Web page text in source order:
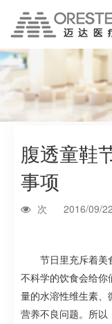
腹透童鞋
事项
次 2016/09/22
节日里充斥着美
不科学的饮食会给
量的水溶性维生素
营养不良问题。所